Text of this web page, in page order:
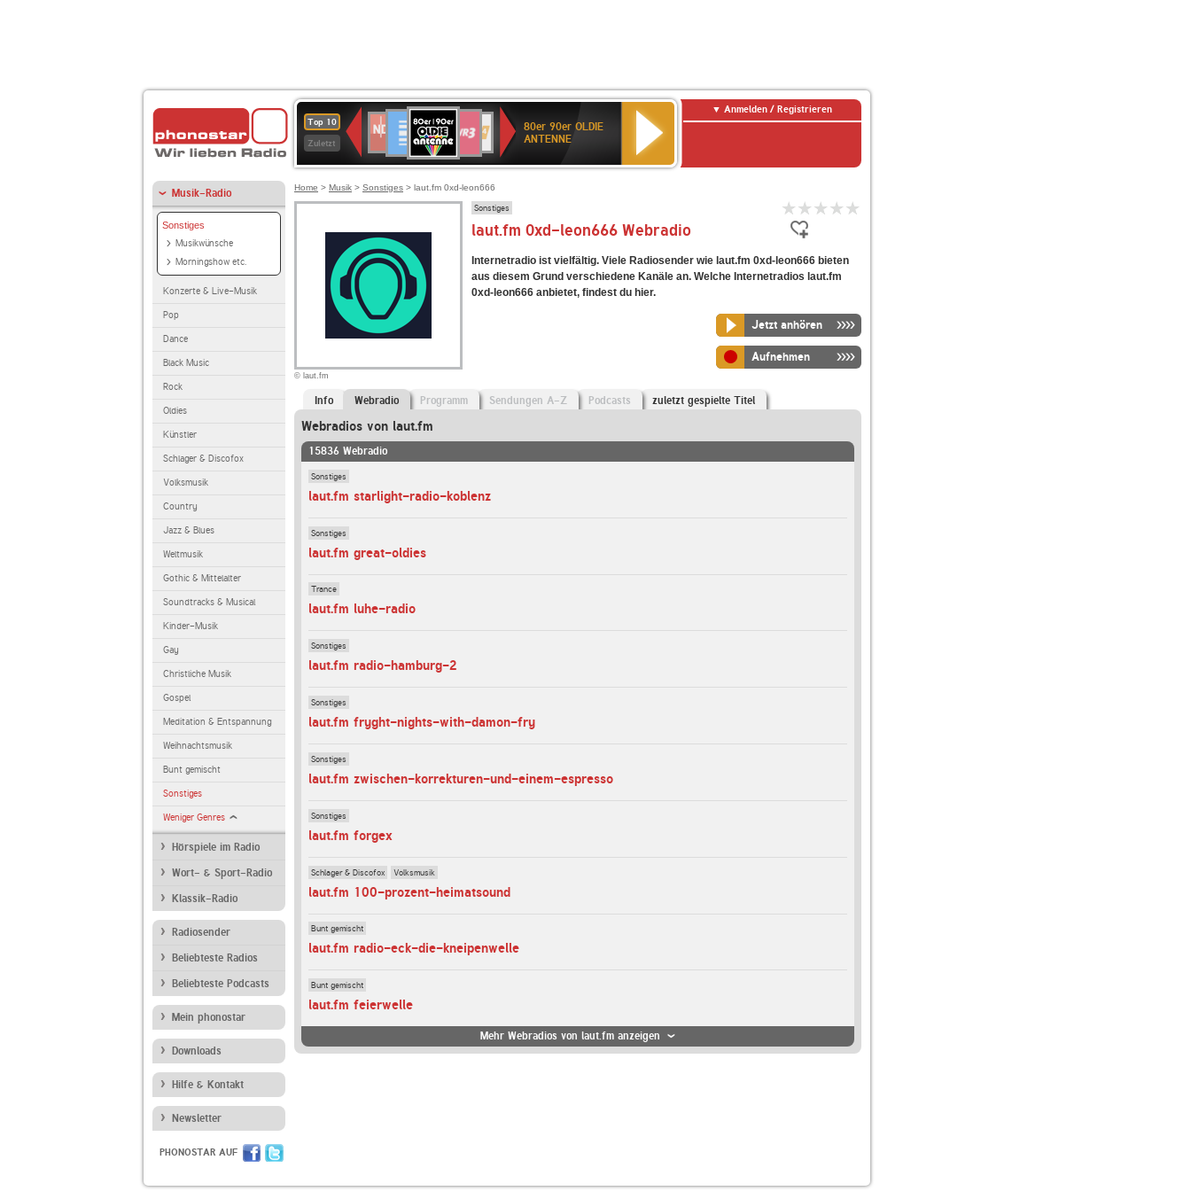
Top 10
Zuletzt
Deutschlandfunk
80er
90er
OLDIE
ANTENNE
SWR3
SWR
Kultur
NDR
2
80er 90er OLDIE
ANTENNE
Anmelden / Registrieren
Musik-Radio
Sonstiges
Musikwünsche
Morningshow etc.
Konzerte & Live-Musik
Pop
Dance
Black Music
Rock
Oldies
Künstler
Schlager & Discofox
Volksmusik
Country
Jazz & Blues
Weltmusik
Gothic & Mittelalter
Soundtracks & Musical
Kinder-Musik
Gay
Christliche Musik
Gospel
Meditation & Entspannung
Weihnachtsmusik
Bunt gemischt
Sonstiges
Weniger Genres
Hörspiele im Radio
Wort- & Sport-Radio
Klassik-Radio
Radiosender
Beliebteste Radios
Beliebteste Podcasts
Mein phonostar
Downloads
Hilfe & Kontakt
Newsletter
PHONOSTAR AUF
Home > Musik > Sonstiges > laut.fm 0xd-leon666
© laut.fm
Sonstiges
laut.fm 0xd-leon666 Webradio
Internetradio ist vielfältig. Viele Radiosender wie laut.fm 0xd-leon666 bieten
aus diesem Grund verschiedene Kanäle an. Welche Internetradios laut.fm
0xd-leon666 anbietet, findest du hier.
Jetzt anhören
Aufnehmen
Info Webradio Programm Sendungen A-Z Podcasts zuletzt gespielte Titel
Webradios von laut.fm
15836 Webradio
Sonstiges
laut.fm starlight-radio-koblenz
Sonstiges
laut.fm great-oldies
Trance
laut.fm luhe-radio
Sonstiges
laut.fm radio-hamburg-2
Sonstiges
laut.fm fryght-nights-with-damon-fry
Sonstiges
laut.fm zwischen-korrekturen-und-einem-espresso
Sonstiges
laut.fm forgex
Schlager & Discofox Volksmusik
laut.fm 100-prozent-heimatsound
Bunt gemischt
laut.fm radio-eck-die-kneipenwelle
Bunt gemischt
laut.fm feierwelle
Mehr Webradios von laut.fm anzeigen